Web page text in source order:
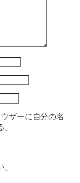
ザーに自分の名